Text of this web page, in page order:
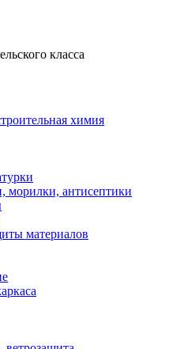
класса
химия
морилки, антисептики
материалов